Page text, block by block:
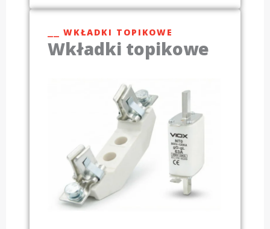
⎯⎯ WKŁADKI TOPIKOWE
Wkładki topikowe